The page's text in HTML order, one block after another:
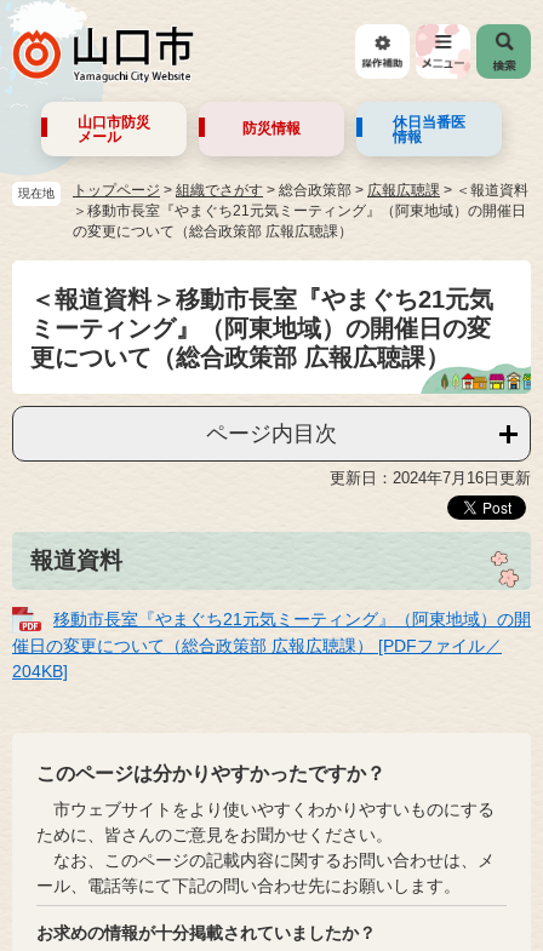
山口市防災
メール
防災情報
休日当番医
情報
現在地 トップページ > 組織でさがす > 総合政策部 > 広報広聴課 > ＜報道資料
＞移動市長室『やまぐち21元気ミーティング』（阿東地域）の開催日
の変更について（総合政策部 広報広聴課）
＜報道資料＞移動市長室『やまぐち21元気
ミーティング』（阿東地域）の開催日の変
更について（総合政策部 広報広聴課）
ページ内目次
更新日：2024年7月16日更新
報道資料
移動市長室『やまぐち21元気ミーティング』（阿東地域）の開
催日の変更について（総合政策部 広報広聴課） [PDFファイル／
204KB]
このページは分かりやすかったですか？
市ウェブサイトをより使いやすくわかりやすいものにする
ために、皆さんのご意見をお聞かせください。
なお、このページの記載内容に関するお問い合わせは、メ
ール、電話等にて下記の問い合わせ先にお願いします。
お求めの情報が十分掲載されていましたか？